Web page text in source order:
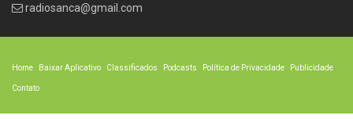
radiosanca@gmail.com
Home Baixar Aplicativo Classificados Podcasts Política de Privacidade Publicidade
Contato